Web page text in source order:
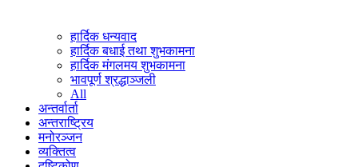
हार्दिक धन्यवाद
हार्दिक बधाई तथा शुभकामना
हार्दिक मंगलमय शुभकामना
भावपूर्ण श्रद्धाञ्जली
All
अन्तर्वार्ता
अन्तराष्ट्रिय
मनोरञ्जन
व्यक्तित्व